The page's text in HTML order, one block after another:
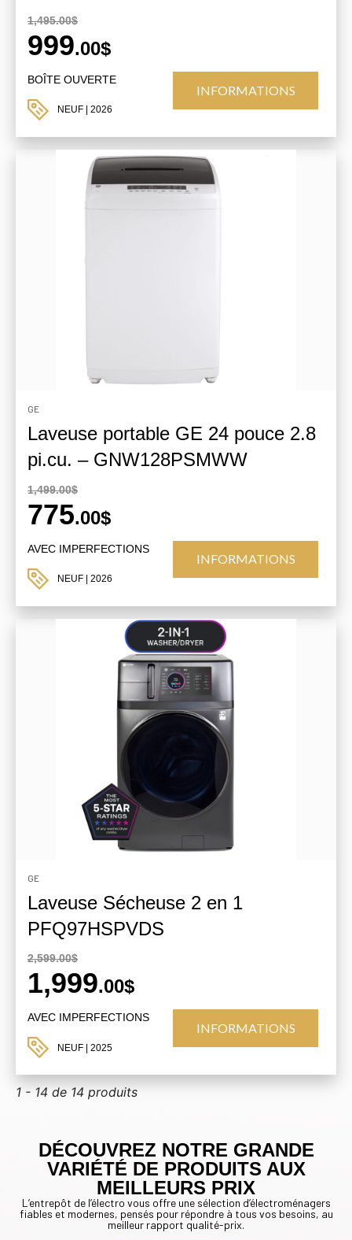
1,495.00$
999.00$
BOÎTE OUVERTE
NEUF | 2026
INFORMATIONS
GE
Laveuse portable GE 24 pouce 2.8
pi.cu. – GNW128PSMWW
1,499.00$
775.00$
AVEC IMPERFECTIONS
NEUF | 2026
INFORMATIONS
GE
Laveuse Sécheuse 2 en 1
PFQ97HSPVDS
2,599.00$
1,999.00$
AVEC IMPERFECTIONS
NEUF | 2025
INFORMATIONS
1 - 14 de 14 produits
DÉCOUVREZ NOTRE GRANDE
VARIÉTÉ DE PRODUITS AUX
MEILLEURS PRIX
L’entrepôt de l’électro vous offre une sélection d’électroménagers
fiables et modernes, pensés pour répondre à tous vos besoins, au
meilleur rapport qualité-prix.